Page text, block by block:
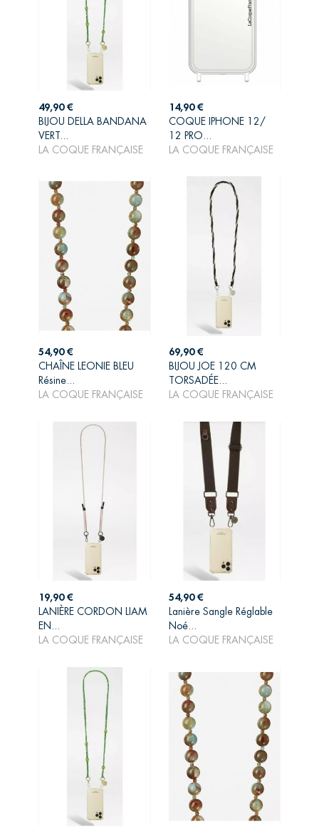
Prix
49,90 €
BIJOU DELLA BANDANA
VERT...
LA COQUE FRANÇAISE
AJOUTER AU
Prix
14,90 €
COQUE IPHONE 12/
12 PRO...
LA COQUE FRANÇAISE
AJOUTER AU
PANIER
Prix
54,90 €
CHAÎNE LEONIE BLEU
Résine...
LA COQUE FRANÇAISE
AJOUTER AU
Prix
69,90 €
BIJOU JOE 120 CM
TORSADÉE...
LA COQUE FRANÇAISE
AJOUTER AU
PANIER
Prix
19,90 €
LANIÈRE CORDON LIAM
EN...
LA COQUE FRANÇAISE
AJOUTER AU
Prix
54,90 €
Lanière Sangle Réglable
Noé...
LA COQUE FRANÇAISE
AJOUTER AU